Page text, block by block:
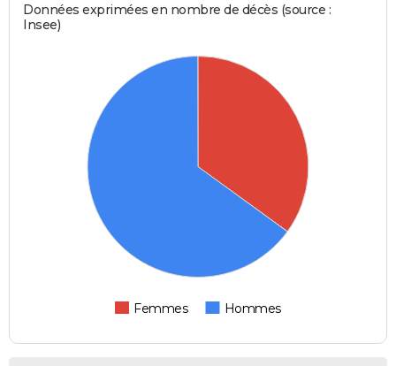
Données exprimées en nombre de décès (source :
Insee)
Femmes Hommes